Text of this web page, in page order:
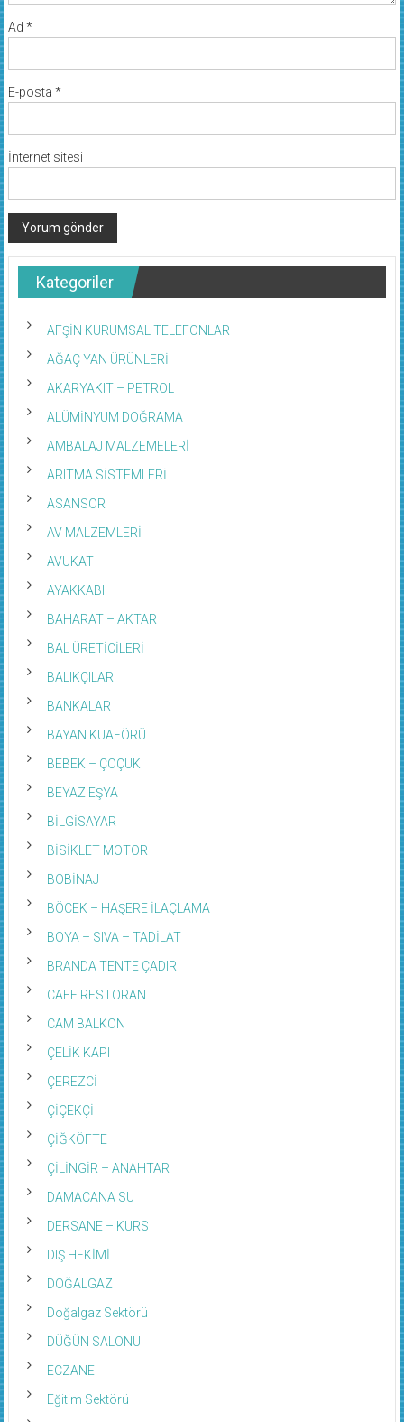
Ad *
E-posta *
İnternet sitesi
Kategoriler
AFŞİN KURUMSAL TELEFONLAR
AĞAÇ YAN ÜRÜNLERİ
AKARYAKIT – PETROL
ALÜMİNYUM DOĞRAMA
AMBALAJ MALZEMELERİ
ARITMA SİSTEMLERİ
ASANSÖR
AV MALZEMLERİ
AVUKAT
AYAKKABI
BAHARAT – AKTAR
BAL ÜRETİCİLERİ
BALIKÇILAR
BANKALAR
BAYAN KUAFÖRÜ
BEBEK – ÇOÇUK
BEYAZ EŞYA
BİLGİSAYAR
BİSİKLET MOTOR
BOBİNAJ
BÖCEK – HAŞERE İLAÇLAMA
BOYA – SIVA – TADİLAT
BRANDA TENTE ÇADIR
CAFE RESTORAN
CAM BALKON
ÇELİK KAPI
ÇEREZCİ
ÇİÇEKÇİ
ÇİĞKÖFTE
ÇİLİNGİR – ANAHTAR
DAMACANA SU
DERSANE – KURS
DIŞ HEKİMİ
DOĞALGAZ
Doğalgaz Sektörü
DÜĞÜN SALONU
ECZANE
Eğitim Sektörü